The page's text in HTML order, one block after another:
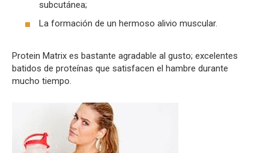
subcutánea;
La formación de un hermoso alivio muscular.
Protein Matrix es bastante agradable al gusto; excelentes
batidos de proteínas que satisfacen el hambre durante
mucho tiempo.